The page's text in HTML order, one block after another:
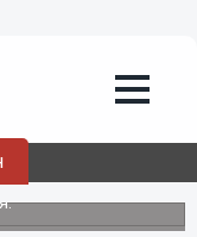
о матери